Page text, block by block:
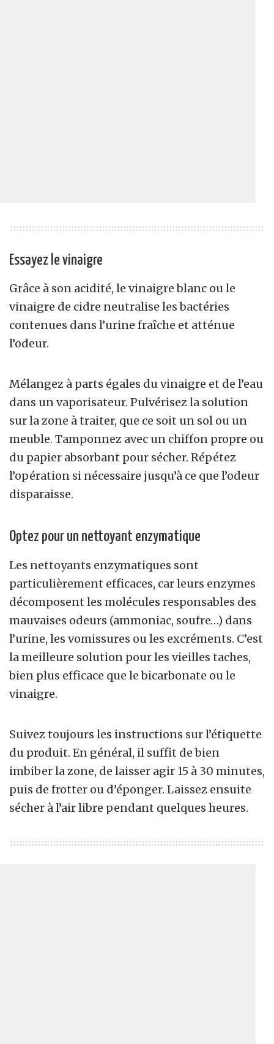
Essayez le vinaigre
Grâce à son acidité, le vinaigre blanc ou le
vinaigre de cidre neutralise les bactéries
contenues dans l’urine fraîche et atténue
l’odeur.
Mélangez à parts égales du vinaigre et de l’eau
dans un vaporisateur. Pulvérisez la solution
sur la zone à traiter, que ce soit un sol ou un
meuble. Tamponnez avec un chiffon propre ou
du papier absorbant pour sécher. Répétez
l’opération si nécessaire jusqu’à ce que l’odeur
disparaisse.
Optez pour un nettoyant enzymatique
Les nettoyants enzymatiques sont
particulièrement efficaces, car leurs enzymes
décomposent les molécules responsables des
mauvaises odeurs (ammoniac, soufre…) dans
l’urine, les vomissures ou les excréments. C’est
la meilleure solution pour les vieilles taches,
bien plus efficace que le bicarbonate ou le
vinaigre.
Suivez toujours les instructions sur l’étiquette
du produit. En général, il suffit de bien
imbiber la zone, de laisser agir 15 à 30 minutes,
puis de frotter ou d’éponger. Laissez ensuite
sécher à l’air libre pendant quelques heures.